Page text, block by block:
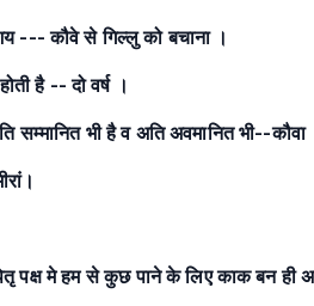
--- कौवे से गिल्लु को बचाना ।
है -- दो वर्ष ।
सम्मानित भी है व अति अवमानित भी--कौवा
मे हम से कुछ पाने के लिए काक बन ही